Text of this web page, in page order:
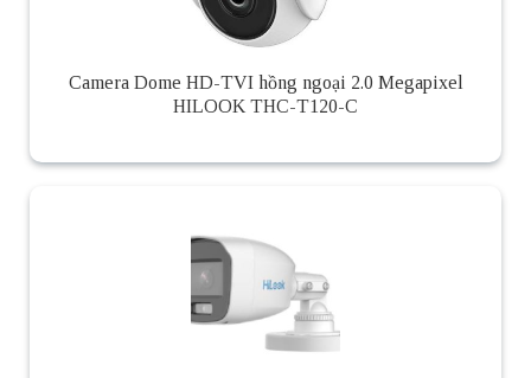
Camera Dome HD-TVI hồng ngoại 2.0 Megapixel
HILOOK THC-T120-C